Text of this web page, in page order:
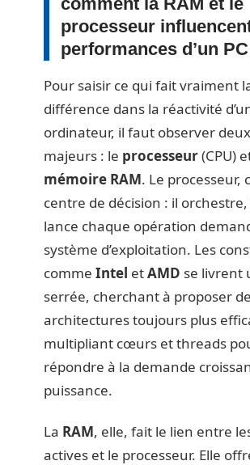
processeur
performances d’un PC
Pour saisir ce qui fait vraiment
différence dans la réactivité
ordinateur, il faut observer
majeurs : le processeur(CPU)
mémoire RAM. Le processeur,
centre de décision : il orchestre,
lance chaque opération
système d’exploitation. Les
comme Intel etAMD se livrent
serrée, cherchant à proposer
architectures toujours plus
multipliant cœurs et threads
répondre à la demande
puissance.
La RAM, elle, fait le lien entre
actives et le processeur. Elle